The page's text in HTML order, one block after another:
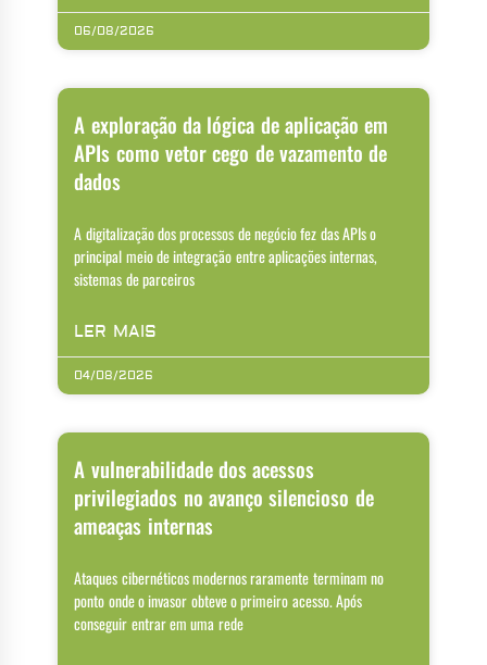
06/08/2026
A exploração da lógica de aplicação em
APIs como vetor cego de vazamento de
dados
A digitalização dos processos de negócio fez das APIs o
principal meio de integração entre aplicações internas,
sistemas de parceiros
LER MAIS
04/08/2026
A vulnerabilidade dos acessos
privilegiados no avanço silencioso de
ameaças internas
Ataques cibernéticos modernos raramente terminam no
ponto onde o invasor obteve o primeiro acesso. Após
conseguir entrar em uma rede